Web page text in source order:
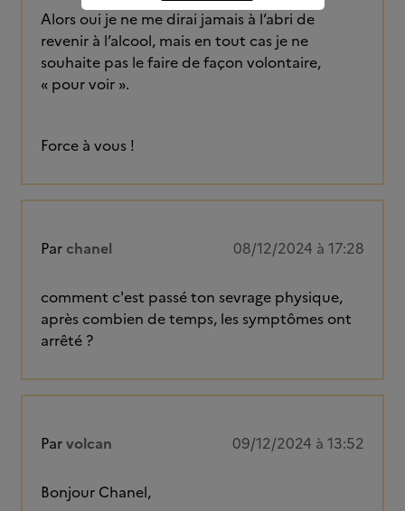
Alors oui je ne me dirai jamais à l’abri de
revenir à l’alcool, mais en tout cas je ne
souhaite pas le faire de façon volontaire,
« pour voir ».
Force à vous !
Par chanel 08/12/2024 à 17:28
comment c'est passé ton sevrage physique,
après combien de temps, les symptômes ont
arrêté ?
Parvolcan 09/12/2024 à 13:52
Bonjour Chanel,